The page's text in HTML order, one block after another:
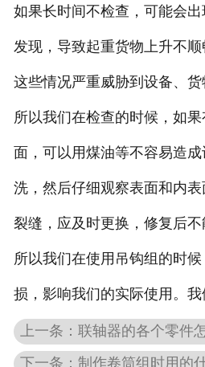
如果长时间不检查，可能会
发现，导致起重货物上升不顺
这些情况严重威胁到设备、货
所以我们在检查的时候，如
面，可以用煤油等不容易造
洗，然后仔细观察表面和内
裂缝，应及时更换，修复后不
所以我们在使用吊钩组的时
损，影响我们的实际使用。我
上一条：联轴器的各个零件
下一条：制作卷筒组时用的